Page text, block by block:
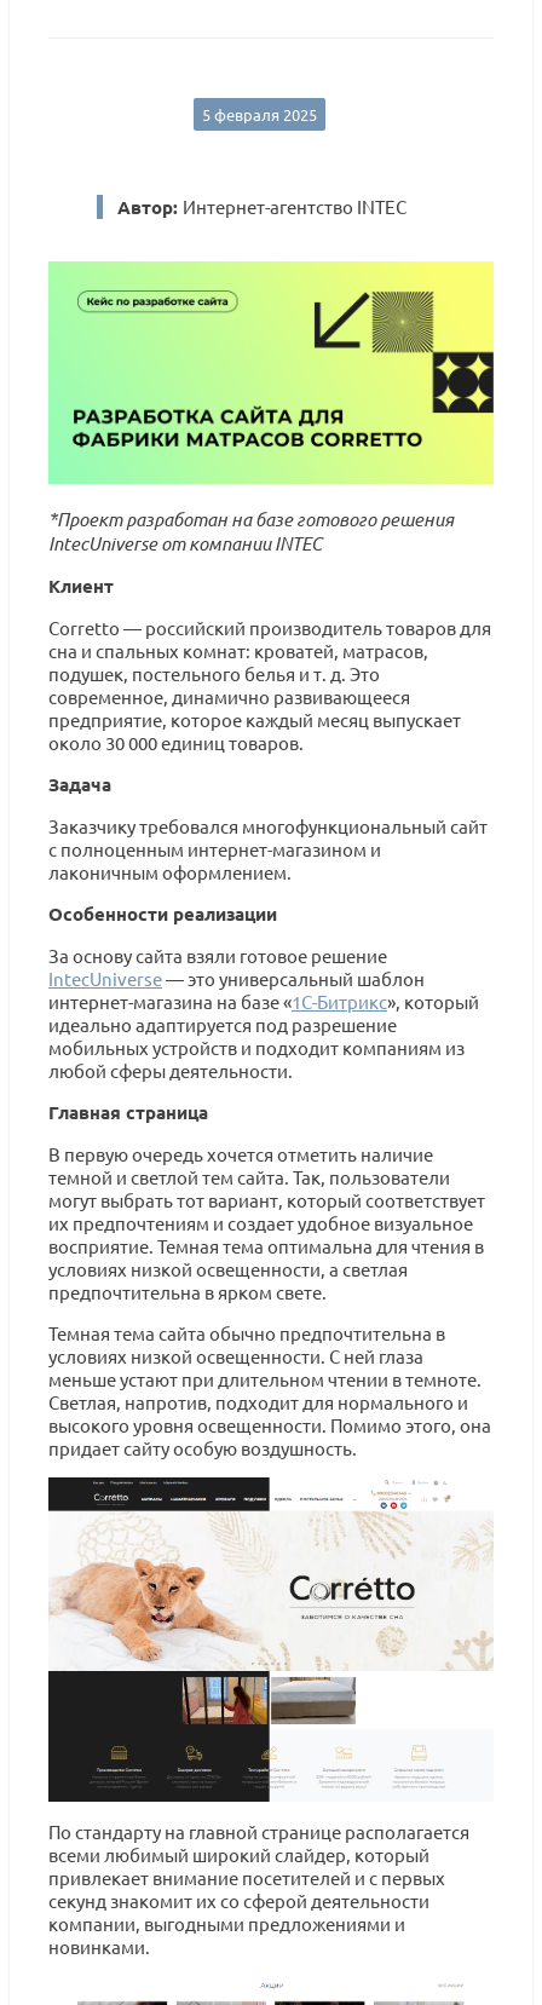
5 февраля 2025
Автор: Интернет-агентство INTEC
*Проект разработан на базе готового решения
IntecUniverse от компании INTEC
Клиент
Corretto — российский производитель товаров для
сна и спальных комнат: кроватей, матрасов,
подушек, постельного белья и т. д. Это
современное, динамично развивающееся
предприятие, которое каждый месяц выпускает
около 30 000 единиц товаров.
Задача
Заказчику требовался многофункциональный сайт
с полноценным интернет-магазином и
лаконичным оформлением.
Особенности реализации
За основу сайта взяли готовое решение
IntecUniverse— это универсальный шаблон
интернет-магазина на базе «1С-Битрикс», который
идеально адаптируется под разрешение
мобильных устройств и подходит компаниям из
любой сферы деятельности.
Главная страница
В первую очередь хочется отметить наличие
темной и светлой тем сайта. Так, пользователи
могут выбрать тот вариант, который соответствует
их предпочтениям и создает удобное визуальное
восприятие. Темная тема оптимальна для чтения в
условиях низкой освещенности, а светлая
предпочтительна в ярком свете.
Темная тема сайта обычно предпочтительна в
условиях низкой освещенности. С ней глаза
меньше устают при длительном чтении в темноте.
Светлая, напротив, подходит для нормального и
высокого уровня освещенности. Помимо этого, она
придает сайту особую воздушность.
По стандарту на главной странице располагается
всеми любимый широкий слайдер, который
привлекает внимание посетителей и с первых
секунд знакомит их со сферой деятельности
компании, выгодными предложениями и
новинками.